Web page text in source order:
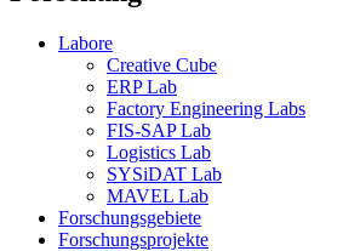
Labore
Creative Cube
ERP Lab
Factory Engineering Labs
FIS-SAP Lab
Logistics Lab
SYSiDAT Lab
MAVEL Lab
Forschungsgebiete
Forschungsprojekte